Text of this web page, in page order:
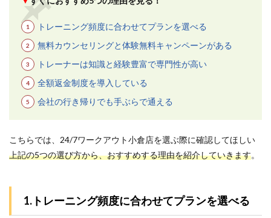
トレーニング頻度に合わせてプランを選べる
無料カウンセリングと体験無料キャンペーンがある
トレーナーは知識と経験豊富で専門性が高い
全額返金制度を導入している
会社の行き帰りでも手ぶらで通える
こちらでは、24/7ワークアウト小倉店を選ぶ際に確認してほしい
上記の5つの選び方から、おすすめする理由を紹介していきます。
1.トレーニング頻度に合わせてプランを選べる